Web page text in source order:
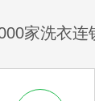
家洗衣连